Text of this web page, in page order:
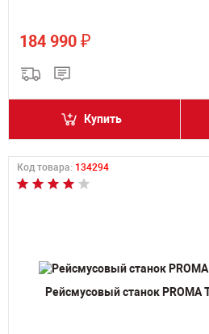
184 990 ₽
Купить
Код товара: 134294
Рейсмусовый станок PROMA